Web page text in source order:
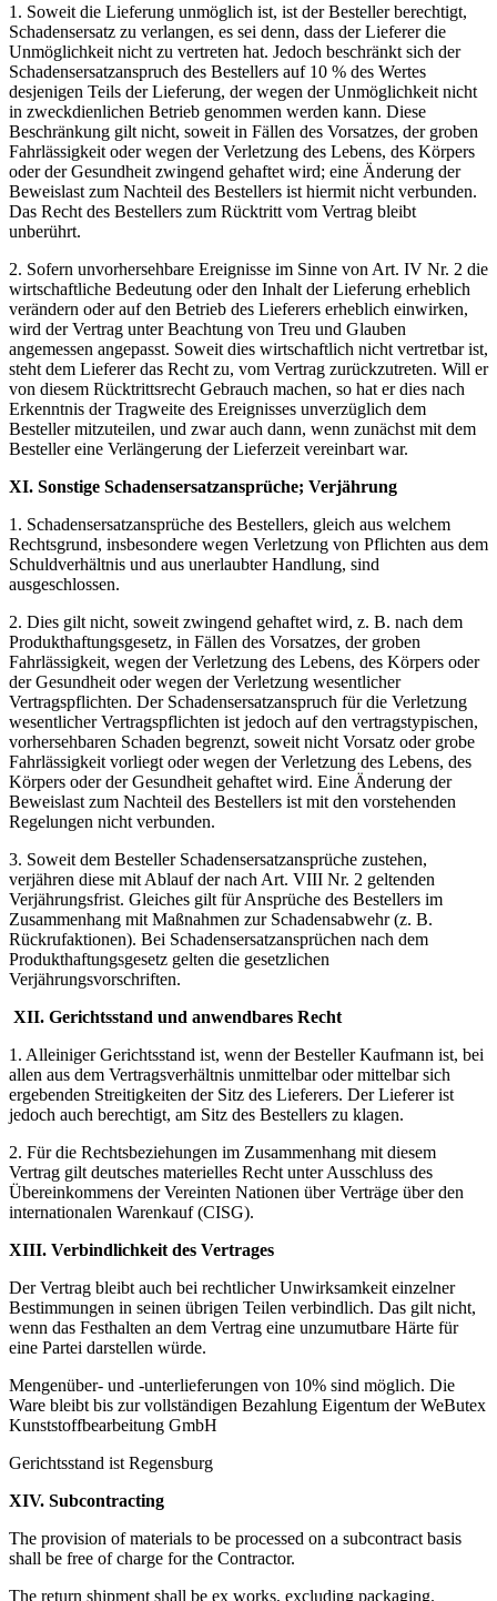
1. Soweit die Lieferung unmöglich ist, ist der Besteller berechtigt,
Schadensersatz zu verlangen, es sei denn, dass der Lieferer die
Unmöglichkeit nicht zu vertreten hat. Jedoch beschränkt sich der
Schadensersatzanspruch des Bestellers auf 10 % des Wertes
desjenigen Teils der Lieferung, der wegen der Unmöglichkeit nicht
in zweckdienlichen Betrieb genommen werden kann. Diese
Beschränkung gilt nicht, soweit in Fällen des Vorsatzes, der groben
Fahrlässigkeit oder wegen der Verletzung des Lebens, des Körpers
oder der Gesundheit zwingend gehaftet wird; eine Änderung der
Beweislast zum Nachteil des Bestellers ist hiermit nicht verbunden.
Das Recht des Bestellers zum Rücktritt vom Vertrag bleibt
unberührt.
2. Sofern unvorhersehbare Ereignisse im Sinne von Art. IV Nr. 2 die
wirtschaftliche Bedeutung oder den Inhalt der Lieferung erheblich
verändern oder auf den Betrieb des Lieferers erheblich einwirken,
wird der Vertrag unter Beachtung von Treu und Glauben
angemessen angepasst. Soweit dies wirtschaftlich nicht vertretbar ist,
steht dem Lieferer das Recht zu, vom Vertrag zurückzutreten. Will er
von diesem Rücktrittsrecht Gebrauch machen, so hat er dies nach
Erkenntnis der Tragweite des Ereignisses unverzüglich dem
Besteller mitzuteilen, und zwar auch dann, wenn zunächst mit dem
Besteller eine Verlängerung der Lieferzeit vereinbart war.
XI. Sonstige Schadensersatzansprüche; Verjährung
1. Schadensersatzansprüche des Bestellers, gleich aus welchem
Rechtsgrund, insbesondere wegen Verletzung von Pflichten aus dem
Schuldverhältnis und aus unerlaubter Handlung, sind
ausgeschlossen.
2. Dies gilt nicht, soweit zwingend gehaftet wird, z. B. nach dem
Produkthaftungsgesetz, in Fällen des Vorsatzes, der groben
Fahrlässigkeit, wegen der Verletzung des Lebens, des Körpers oder
der Gesundheit oder wegen der Verletzung wesentlicher
Vertragspflichten. Der Schadensersatzanspruch für die Verletzung
wesentlicher Vertragspflichten ist jedoch auf den vertragstypischen,
vorhersehbaren Schaden begrenzt, soweit nicht Vorsatz oder grobe
Fahrlässigkeit vorliegt oder wegen der Verletzung des Lebens, des
Körpers oder der Gesundheit gehaftet wird. Eine Änderung der
Beweislast zum Nachteil des Bestellers ist mit den vorstehenden
Regelungen nicht verbunden.
3. Soweit dem Besteller Schadensersatzansprüche zustehen,
verjähren diese mit Ablauf der nach Art. VIII Nr. 2 geltenden
Verjährungsfrist. Gleiches gilt für Ansprüche des Bestellers im
Zusammenhang mit Maßnahmen zur Schadensabwehr (z. B.
Rückrufaktionen). Bei Schadensersatzansprüchen nach dem
Produkthaftungsgesetz gelten die gesetzlichen
Verjährungsvorschriften.
XII. Gerichtsstand und anwendbares Recht
1. Alleiniger Gerichtsstand ist, wenn der Besteller Kaufmann ist, bei
allen aus dem Vertragsverhältnis unmittelbar oder mittelbar sich
ergebenden Streitigkeiten der Sitz des Lieferers. Der Lieferer ist
jedoch auch berechtigt, am Sitz des Bestellers zu klagen.
2. Für die Rechtsbeziehungen im Zusammenhang mit diesem
Vertrag gilt deutsches materielles Recht unter Ausschluss des
Übereinkommens der Vereinten Nationen über Verträge über den
internationalen Warenkauf (CISG).
XIII. Verbindlichkeit des Vertrages
Der Vertrag bleibt auch bei rechtlicher Unwirksamkeit einzelner
Bestimmungen in seinen übrigen Teilen verbindlich. Das gilt nicht,
wenn das Festhalten an dem Vertrag eine unzumutbare Härte für
eine Partei darstellen würde.
Mengenüber- und -unterlieferungen von 10% sind möglich. Die
Ware bleibt bis zur vollständigen Bezahlung Eigentum der WeButex
Kunststoffbearbeitung GmbH
Gerichtsstand ist Regensburg
XIV. Subcontracting
The provision of materials to be processed on a subcontract basis
shall be free of charge for the Contractor.
The return shipment shall be ex works, excluding packaging.